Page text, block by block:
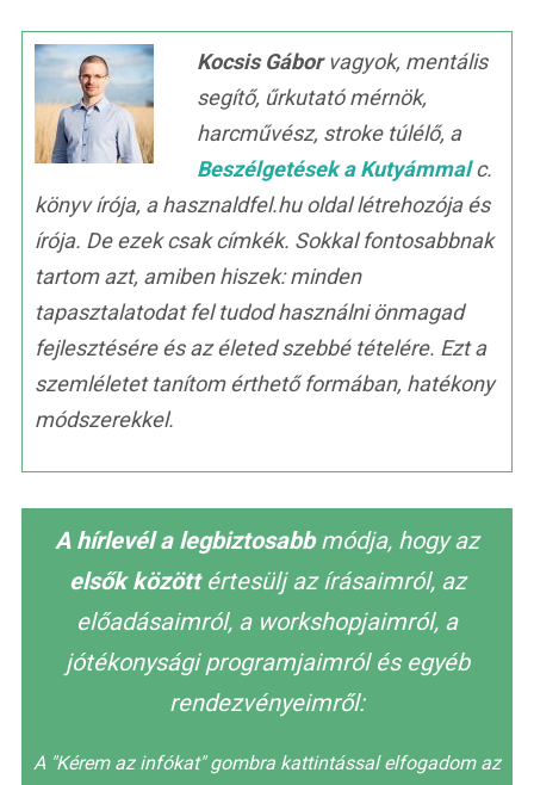
Kocsis Gáborvagyok, mentális
segítő, űrkutató mérnök,
harcművész, stroke túlélő, a
Beszélgetések a Kutyámmalc.
könyv írója, a hasznaldfel.hu oldal létrehozója és
írója. De ezek csak címkék. Sokkal fontosabbnak
tartom azt, amiben hiszek: minden
tapasztalatodat fel tudod használni önmagad
fejlesztésére és az életed szebbé tételére. Ezt a
szemléletet tanítom érthető formában, hatékony
módszerekkel.
A hírlevél a legbiztosabbmódja, hogy az
elsők közöttértesülj az írásaimról, az
előadásaimról, a workshopjaimról, a
jótékonysági programjaimról és egyéb
rendezvényeimről:
A "Kérem az infókat" gombra kattintással elfogadom az